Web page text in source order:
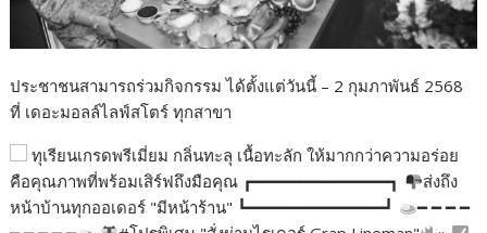
ประชาชนสามารถร่วมกิจกรรม ได้ตั้งแต่วันนี้ – 2 กุมภาพันธ์ 2568
ที่ เดอะมอลล์ไลฟ์สโตร์ ทุกสาขา
ทุเรียนเกรดพรีเมี่ยม กลิ่นทะลุ เนื้อทะลัก ให้มากกว่าความอร่อย
คือคุณภาพที่พร้อมเสิร์ฟถึงมือคุณ ┏━━━━━━━━━━━━━━┓
ส่งถึง
หน้าบ้านทุกออเดอร์ "มีหน้าร้าน" ┗━━━━━━━━━━━━━━┛
━ ━ ━ ━